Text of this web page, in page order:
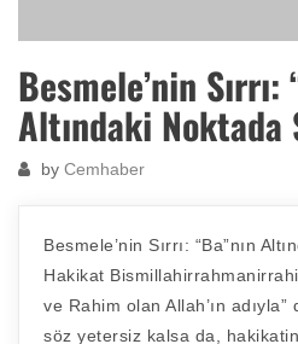
Besmele’nin Sırrı:
Altındaki Noktada
by Cemhaber
Besmele’nin Sırrı: “Ba”nın
Hakikat
ve Rahim olan Allah’ın adıyla”
söz yetersiz kalsa da,